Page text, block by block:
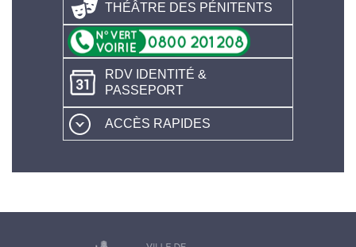
THÉÂTRE DES PÉNITENTS
RDV IDENTITÉ &
PASSEPORT
ACCÈS RAPIDES